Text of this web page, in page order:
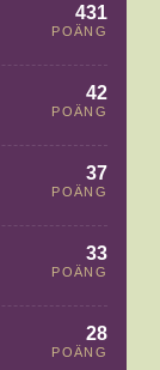
431
POÄNG
42
POÄNG
37
POÄNG
33
POÄNG
28
POÄNG